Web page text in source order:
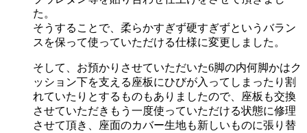
た。
そうすることで、柔らかすぎず硬すぎずというバラン
スを保って使っていただける仕様に変更しました。
そして、お預かりさせていただいた6脚の内何脚かはク
ッション下を支える座板にひびが入ってしまったり割
れていたりとするものもありましたので、座板も交換
させていただきもう一度使っていただける状態に修理
させて頂き、座面のカバー生地も新しいものに張り替